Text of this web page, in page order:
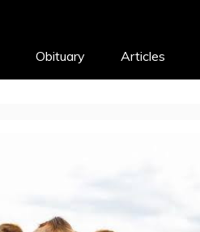
Obituary Articles